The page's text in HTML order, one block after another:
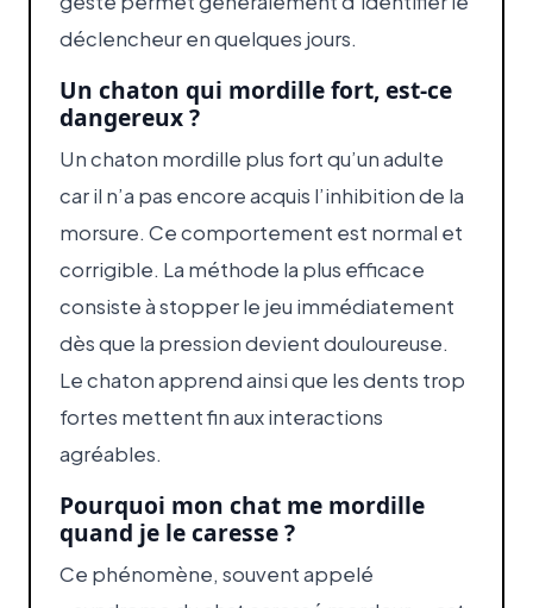
déclencheur en quelques jours.
Un chaton qui mordille fort, est-ce
dangereux ?
Un chaton mordille plus fort qu’un adulte
car il n’a pas encore acquis l’inhibition de la
morsure. Ce comportement est normal et
corrigible. La méthode la plus efficace
consiste à stopper le jeu immédiatement
dès que la pression devient douloureuse.
Le chaton apprend ainsi que les dents trop
fortes mettent fin aux interactions
agréables.
Pourquoi mon chat me mordille
quand je le caresse ?
Ce phénomène, souvent appelé